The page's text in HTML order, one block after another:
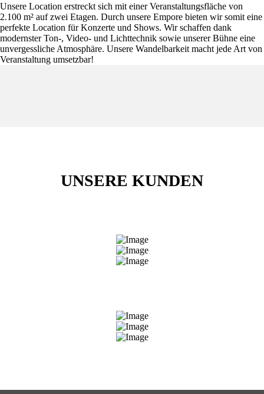
Unsere Location erstreckt sich mit einer Veranstaltungsfläche von
2.100 m² auf zwei Etagen. Durch unsere Empore bieten wir somit eine
perfekte Location für Konzerte und Shows. Wir schaffen dank
modernster Ton-, Video- und Lichttechnik sowie unserer Bühne eine
unvergessliche Atmosphäre. Unsere Wandelbarkeit macht jede Art von
Veranstaltung umsetzbar!
UNSERE KUNDEN